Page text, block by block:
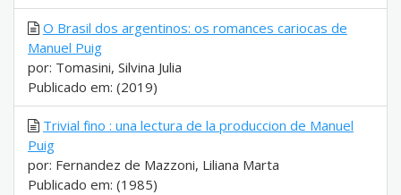
O Brasil dos argentinos: os romances cariocas de
Manuel Puig
por: Tomasini, Silvina Julia
Publicado em: (2019)
Trivial fino : una lectura de la produccion de Manuel
Puig
por: Fernandez de Mazzoni, Liliana Marta
Publicado em: (1985)